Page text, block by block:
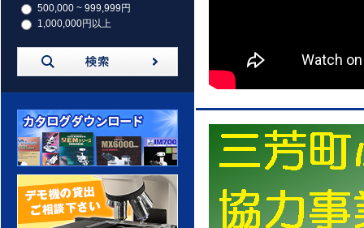
500,000 ~ 999,999円
1,000,000円以上
カタログダウンロード